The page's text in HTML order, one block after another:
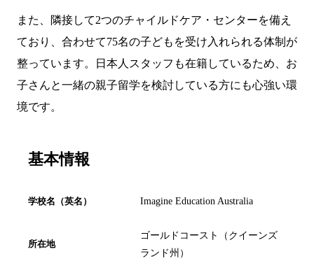
また、隣接して2つのチャイルドケア・センターを備え
ており、合わせて75名の子どもを受け入れられる体制が
整っています。日本人スタッフも在籍しているため、お
子さんと一緒の親子留学を検討している方にも心強い環
境です。
基本情報
学校名（英名） Imagine Education Australia
所在地
ゴールドコースト（クイーンズ
ランド州）